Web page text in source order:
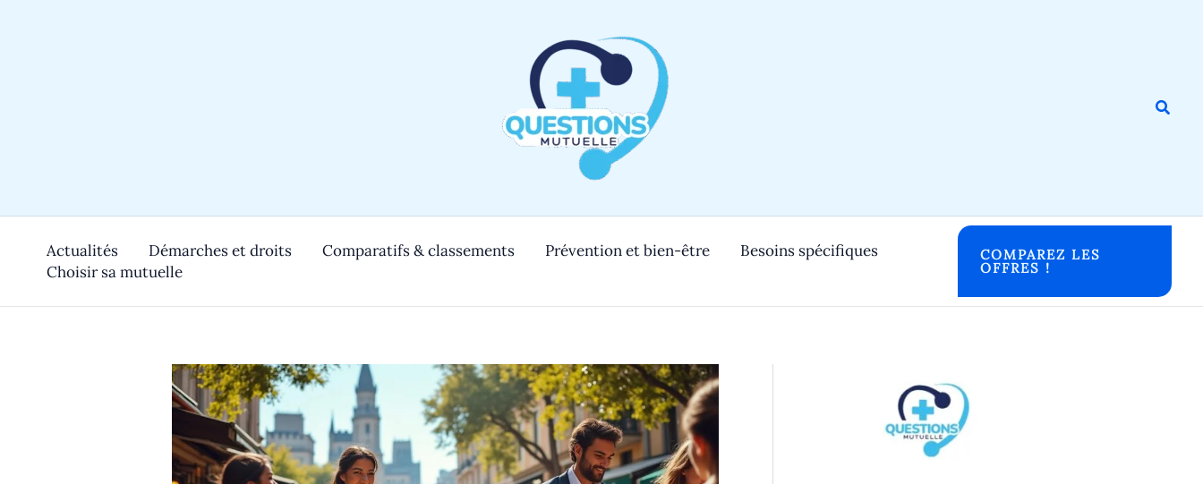
Actualités Démarches et droits Comparatifs & classements Prévention et bien-être
Besoins spécifiques
Choisir sa mutuelle
COMPAREZ LES
OFFRES !